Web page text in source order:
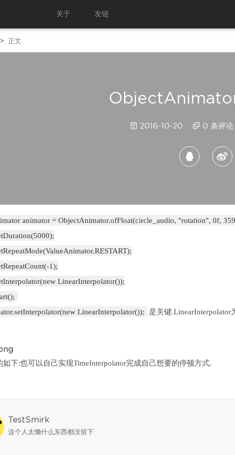
关于 友链
正文
ObjectAnimator
2016-10-20 0 条评论
animator = ObjectAnimator.ofFloat(circle_audio, "rotation", 0f,
1);
LinearInterpolator());
LinearInterpolator());
是关键
如下:也可以自己实现TimeInterpolator完成自己想要的停顿方式.
TestSmirk
这个人太懒什么东西都没留下